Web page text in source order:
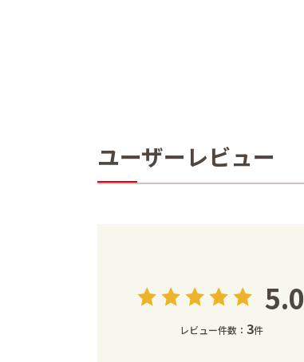
ユーザーレビュー
5.0
レビュー件数： 3件